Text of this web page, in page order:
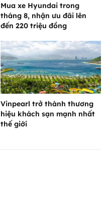
Mua xe Hyundai trong
tháng 8, nhận ưu đãi lên
đến 220 triệu đồng
Vinpearl trở thành thương
hiệu khách sạn mạnh nhất
thế giới